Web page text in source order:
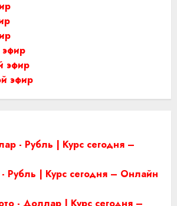
эфир
эфир
- Рубль | Курс сегодня –
- Рубль | Курс сегодня – Онлайн
- Доллар | Курс сегодня –